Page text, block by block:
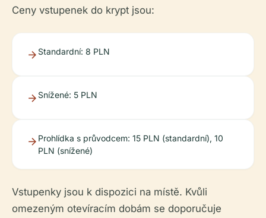
Ceny vstupenek do krypt jsou:
Standardní: 8 PLN
Snížené: 5 PLN
Prohlídka s průvodcem: 15 PLN (standardní), 10
PLN (snížené)
Vstupenky jsou k dispozici na místě. Kvůli
omezeným otevíracím dobám se doporučuje